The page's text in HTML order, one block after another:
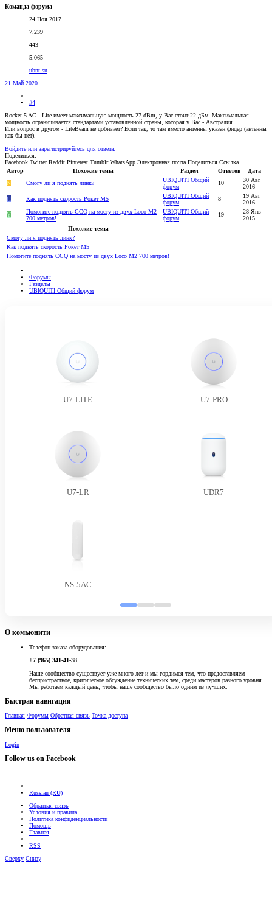
Команда форума
24 Ноя 2017
7.239
443
5.065
ubnt.su
21 Май 2020
#4
Rocket 5 AC - Lite имеет максимальную мощность 27 dBm, у Вас стоит 22 дБм. Максимальная
мощность ограничивается стандартами установленной страны, которая у Вас - Австралия.
Или вопрос в другом - LiteBeam не добивает? Если так, то там вместо антенны указан фидер (антенны
как бы нет).
Войдите или зарегистрируйтесь для ответа.
Поделиться:
Facebook Twitter Reddit Pinterest Tumblr WhatsApp Электронная почта Поделиться Ссылка
Автор
Похожие темы Раздел Ответов
Дата
N
Смогу ли я поднять линк?
UBIQUITI Общий
форум
10
30 Авг
2016
П
Как поднять скорость Рокет М5
UBIQUITI Общий
форум
8
19 Авг
2016
Y
Помогите поднять CCQ на мосту из двух Loco M2
700 метров!
UBIQUITI Общий
форум
19
28 Янв
2015
Похожие темы
Смогу ли я поднять линк?
Как поднять скорость Рокет М5
Помогите поднять CCQ на мосту из двух Loco M2 700 метров!
Форумы
Разделы
UBIQUITI Общий форум
U7-LITE U7-PRO
U7-LR UDR7
NS-5AC
О комьюнити
Телефон заказа оборудования:
+7 (965) 341-41-38
Наше сообщество существует уже много лет и мы гордимся тем, что предоставляем
беспристрастное, критическое обсуждение технических тем, среди мастеров разного уровня.
Мы работаем каждый день, чтобы наше сообщество было одним из лучших.
Быстрая навигация
Главная Форумы Обратная связь Точка доступа
Меню пользователя
Login
Follow us on Facebook
Russian (RU)
Обратная связь
Условия и правила
Политика конфиденциальности
Помощь
Главная
RSS
Сверху Снизу